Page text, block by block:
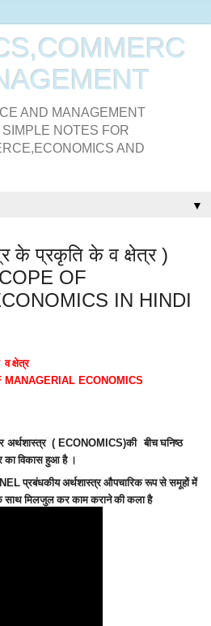
AND MANAGEMENT
NOTES FOR
AND
▼
के प्रकृति के व क्षेत्र )
OF
IN HINDI
व क्षेत्र
MANAGERIAL ECONOMICS
अर्थशास्त्र ( ECONOMICS)की बीच घनिष्ठ
का विकास हुआ है ।
प्रबंधकीय अर्थशास्त्र औपचारिक रूप से समूहों में
साथ मिलजुल कर काम कराने की कला है